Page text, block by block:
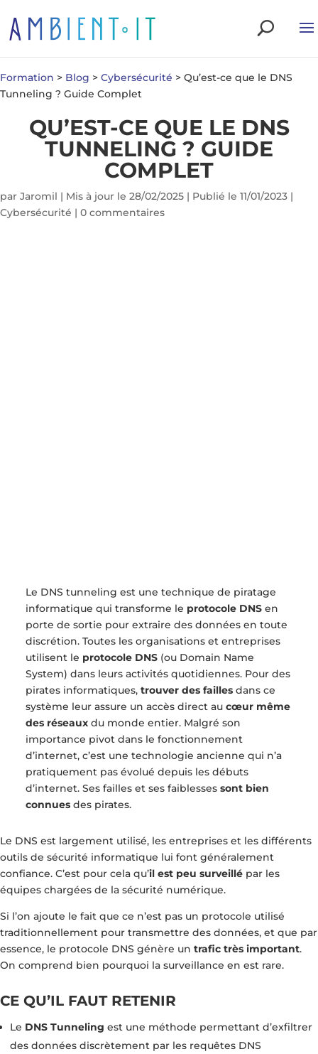
Formation > Blog > Cybersécurité > Qu’est-ce que le DNS
Tunneling ? Guide Complet
QU’EST-CE QUE LE DNS
TUNNELING ? GUIDE
COMPLET
par Jaromil | Mis à jour le 28/02/2025 | Publié le 11/01/2023 |
Cybersécurité | 0 commentaires
Le DNS tunneling est une technique de piratage
informatique qui transforme le protocole DNSen
porte de sortie pour extraire des données en toute
discrétion. Toutes les organisations et entreprises
utilisent le protocole DNS(ou Domain Name
System) dans leurs activités quotidiennes. Pour des
pirates informatiques, trouver des faillesdans ce
système leur assure un accès direct au cœur même
des réseaux du monde entier. Malgré son
importance pivot dans le fonctionnement
d’internet, c’est une technologie ancienne qui n’a
pratiquement pas évolué depuis les débuts
d’internet. Ses failles et ses faiblesses sont bien
connues des pirates.
Le DNS est largement utilisé, les entreprises et les différents
outils de sécurité informatique lui font généralement
confiance. C’est pour cela qu’il est peu surveillé par les
équipes chargées de la sécurité numérique.
Si l’on ajoute le fait que ce n’est pas un protocole utilisé
traditionnellement pour transmettre des données, et que par
essence, le protocole DNS génère un trafic très important.
On comprend bien pourquoi la surveillance en est rare.
CE QU’IL FAUT RETENIR
Le DNS Tunneling est une méthode permettant d’exfiltrer
des données discrètement par les requêtes DNS